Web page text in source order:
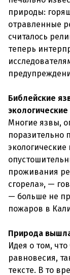
природы:
отравленные
считалось
теперь
Библейские
Многие язвы,
поразительно
проживания
сгорела», —
— больше не
пожаров в
Природа
Идея о том,
равновесия,
тексте. В то